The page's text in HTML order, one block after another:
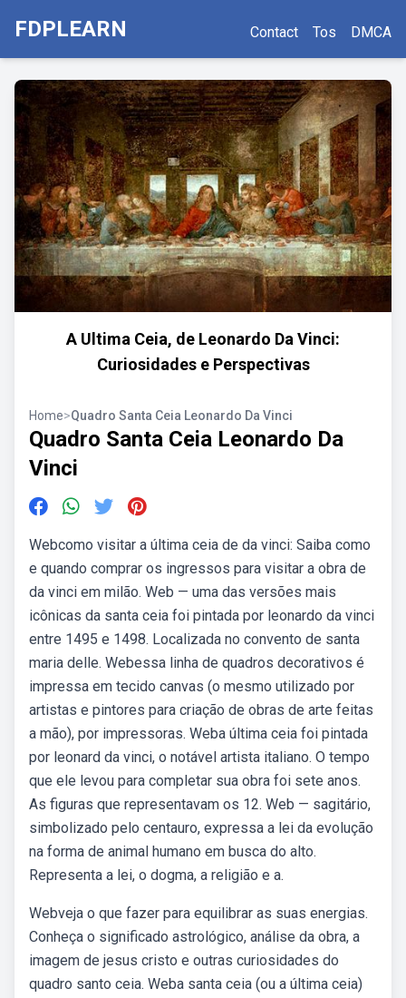
FDPLEARN Contact Tos DMCA
A Ultima Ceia, de Leonardo Da Vinci:
Curiosidades e Perspectivas
Home>Quadro Santa Ceia Leonardo Da Vinci
Quadro Santa Ceia Leonardo Da
Vinci
Webcomo visitar a última ceia de da vinci: Saiba como
e quando comprar os ingressos para visitar a obra de
da vinci em milão. Web — uma das versões mais
icônicas da santa ceia foi pintada por leonardo da vinci
entre 1495 e 1498. Localizada no convento de santa
maria delle. Webessa linha de quadros decorativos é
impressa em tecido canvas (o mesmo utilizado por
artistas e pintores para criação de obras de arte feitas
a mão), por impressoras. Weba última ceia foi pintada
por leonard da vinci, o notável artista italiano. O tempo
que ele levou para completar sua obra foi sete anos.
As figuras que representavam os 12. Web — sagitário,
simbolizado pelo centauro, expressa a lei da evolução
na forma de animal humano em busca do alto.
Representa a lei, o dogma, a religião e a.
Webveja o que fazer para equilibrar as suas energias.
Conheça o significado astrológico, análise da obra, a
imagem de jesus cristo e outras curiosidades do
quadro santo ceia. Weba santa ceia (ou a última ceia)